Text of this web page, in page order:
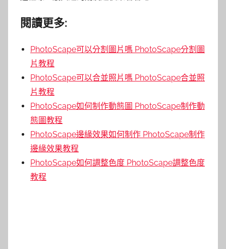
閱讀更多:
PhotoScape可以分割圖片嗎 PhotoScape分割圖
片教程
PhotoScape可以合並照片嗎 PhotoScape合並照
片教程
PhotoScape如何制作動態圖 PhotoScape制作動
態圖教程
PhotoScape邊緣效果如何制作 PhotoScape制作
邊緣效果教程
PhotoScape如何調整色度 PhotoScape調整色度
教程